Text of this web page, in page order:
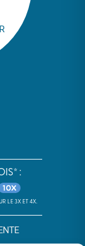
:
LE 3X ET 4X.